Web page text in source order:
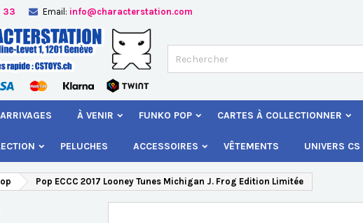
33 Email: info@characterstation.com
ARRIVAGES À VENIR FUNKO POP CARTES À COLLECTIONNER
PELUCHES ACCESSOIRES VÊTEMENTS UNIVERS CS
Pop ECCC 2017 Looney Tunes Michigan J. Frog Edition Limitée
Ajouter à ma liste d'envies
Créer une nouvelle liste
Créer une liste d'envies
Nom de la liste d'envies
Connexion
Vous devez être connecté pour ajouter des